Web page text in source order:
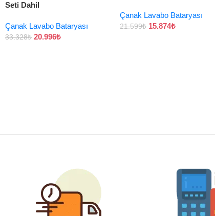
Seti Dahil
Çanak Lavabo Bataryası
33.328₺ 20.996₺
Çanak Lavabo Bataryası
21.599₺ 15.874₺